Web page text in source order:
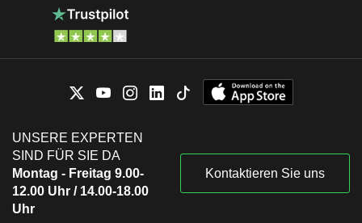
UNSERE EXPERTEN
SIND FÜR SIE DA
Montag - Freitag 9.00-
12.00 Uhr / 14.00-18.00
Uhr
Kontaktieren Sie uns